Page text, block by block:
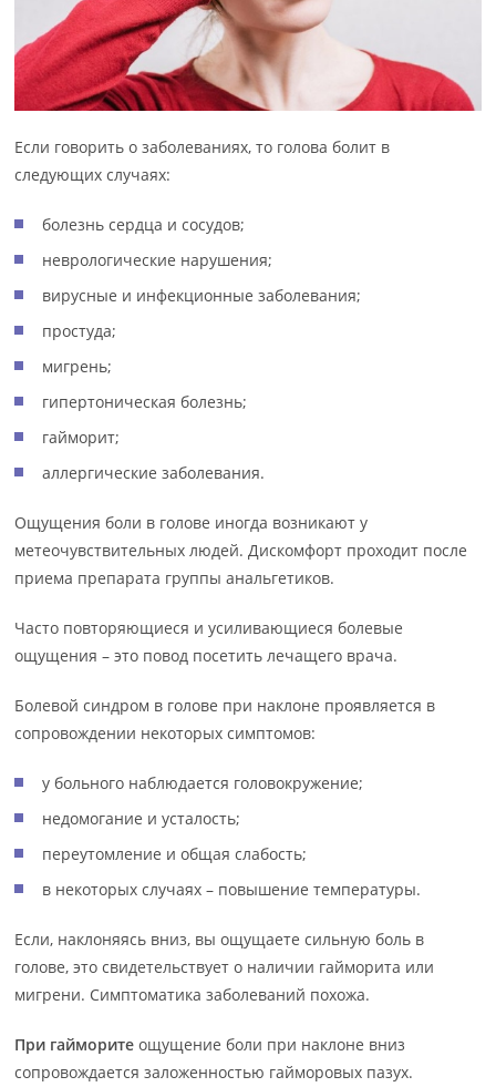
Если говорить о заболеваниях, то голова болит в
следующих случаях:
болезнь сердца и сосудов;
неврологические нарушения;
вирусные и инфекционные заболевания;
простуда;
мигрень;
гипертоническая болезнь;
гайморит;
аллергические заболевания.
Ощущения боли в голове иногда возникают у
метеочувствительных людей. Дискомфорт проходит после
приема препарата группы анальгетиков.
Часто повторяющиеся и усиливающиеся болевые
ощущения – это повод посетить лечащего врача.
Болевой синдром в голове при наклоне проявляется в
сопровождении некоторых симптомов:
у больного наблюдается головокружение;
недомогание и усталость;
переутомление и общая слабость;
в некоторых случаях – повышение температуры.
Если, наклоняясь вниз, вы ощущаете сильную боль в
голове, это свидетельствует о наличии гайморита или
мигрени. Симптоматика заболеваний похожа.
При гайморите ощущение боли при наклоне вниз
сопровождается заложенностью гайморовых пазух.